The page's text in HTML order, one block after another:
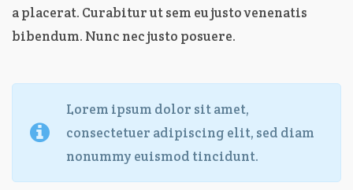
a placerat. Curabitur ut sem eu justo venenatis
bibendum. Nunc nec justo posuere.
Lorem ipsum dolor sit amet,
consectetuer adipiscing elit, sed diam
nonummy euismod tincidunt.